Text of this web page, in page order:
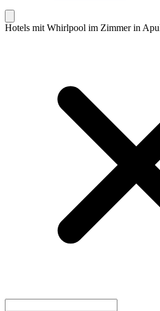
Hotels mit Whirlpool im Zimmer in